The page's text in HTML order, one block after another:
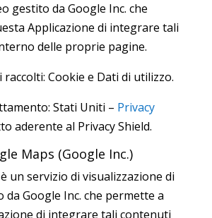
gestito da Google Inc. che
Applicazione di integrare tali
delle proprie pagine.
Cookie e Dati di utilizzo.
Stati Uniti – Privacy
aderente al Privacy Shield.
Maps (Google Inc.)
un servizio di visualizzazione di
da Google Inc. che permette a
di integrare tali contenuti